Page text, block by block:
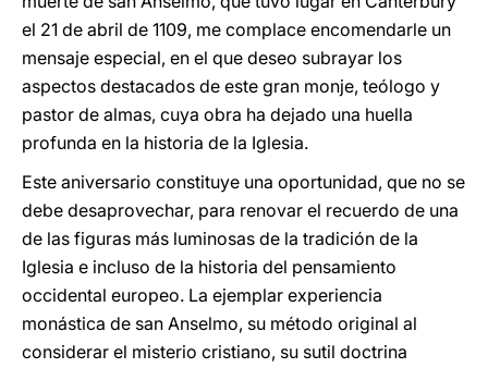
el 21 de abril de 1109, me complace encomendarle un
mensaje especial, en el que deseo subrayar los
aspectos destacados de este gran monje, teólogo y
pastor de almas, cuya obra ha dejado una huella
profunda en la historia de la Iglesia.
Este aniversario constituye una oportunidad, que no se
debe desaprovechar, para renovar el recuerdo de una
de las figuras más luminosas de la tradición de la
Iglesia e incluso de la historia del pensamiento
occidental europeo. La ejemplar experiencia
monástica de san Anselmo, su método original al
considerar el misterio cristiano, su sutil doctrina